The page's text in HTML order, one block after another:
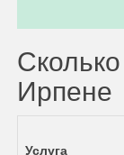
Ирпене
Услуга